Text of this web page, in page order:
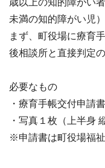
歳以上の知的障がい
未満の知的障がい児
まず、町役場に療育
後相談所と直接判定
必要なもの
・療育手帳交付申請書
・写真１枚（上半身
※申請書は町役場福